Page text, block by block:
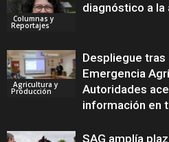
Columnas y
Reportajes
diagnóstico a la
Agricultura y
Producción
Despliegue
Emergencia
Autoridades
información en
SAG amplía